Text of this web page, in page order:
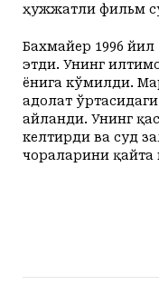
ҳужжатли фильм
Бахмайер 1996 йил
этди. Унинг
ёнига кўмилди.
адолат
айланди. Унинг
келтирди ва суд
чораларини